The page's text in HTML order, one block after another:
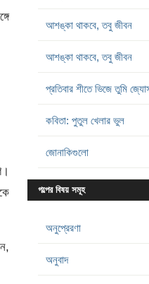
আশঙ্কা থাকবে, তবু জীবন
আশঙ্কা থাকবে, তবু জীবন
প্রতিবার শীতে ভিজে তুমি
কবিতা: পুতুল খেলার ভুল
জোনাকিগুলো
গল্পের বিষয় সমূহ
অনুপ্রেরণা
অনুবাদ